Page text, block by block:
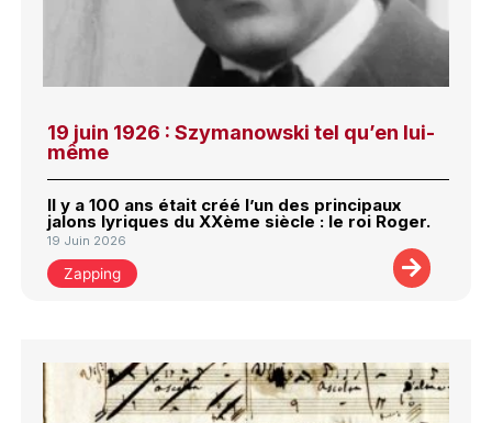
19 juin 1926 : Szymanowski tel qu’en lui-
même
Il y a 100 ans était créé l’un des principaux
jalons lyriques du XXème siècle : le roi Roger.
19 Juin 2026
Zapping